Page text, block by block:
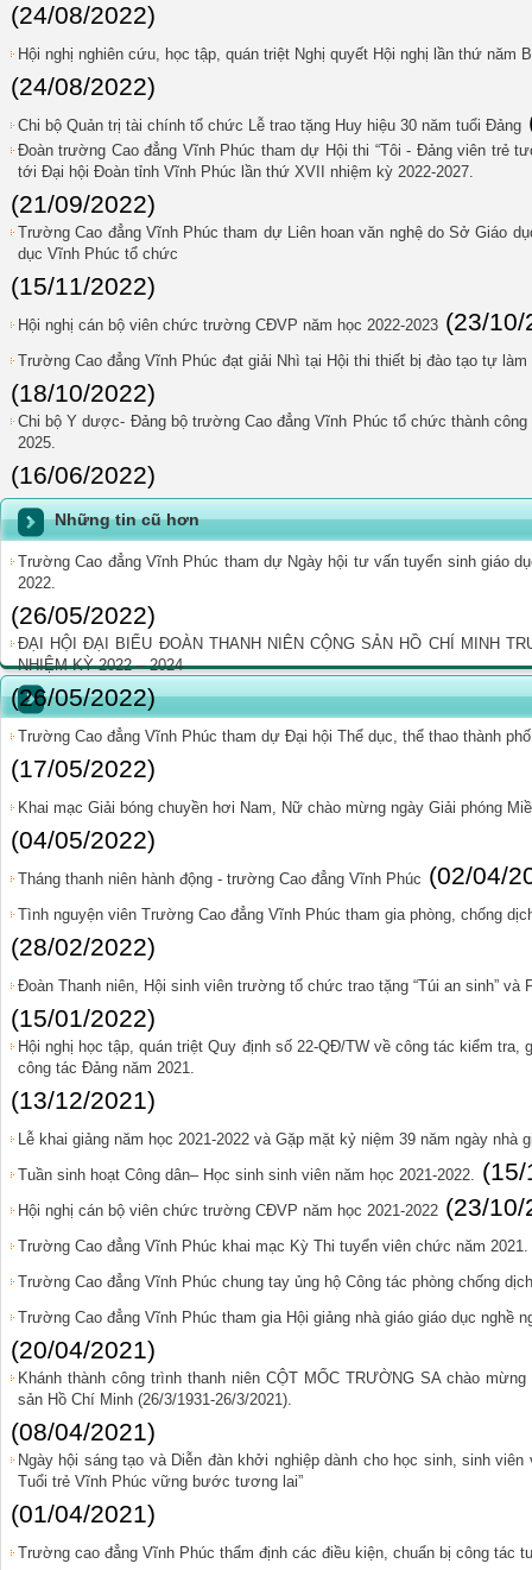
(24/08/2022)
Hội nghị nghiên cứu, học tập, quán triệt Nghị quyết Hội nghị lần thứ năm
(24/08/2022)
Chi bộ Quản trị tài chính tổ chức Lễ trao tặng Huy hiệu 30 năm tuổi Đảng
Đoàn trường Cao đẳng Vĩnh Phúc tham dự Hội thi “Tôi - Đảng viên trẻ
tới Đại hội Đoàn tỉnh Vĩnh Phúc lần thứ XVII nhiệm kỳ 2022-2027.
(21/09/2022)
Trường Cao đẳng Vĩnh Phúc tham dự Liên hoan văn nghệ do Sở Giáo
dục Vĩnh Phúc tổ chức
(15/11/2022)
Hội nghị cán bộ viên chức trường CĐVP năm học 2022-2023 (23/10/
Trường Cao đẳng Vĩnh Phúc đạt giải Nhì tại Hội thi thiết bị đào tạo tự
(18/10/2022)
Chi bộ Y dược- Đảng bộ trường Cao đẳng Vĩnh Phúc tổ chức thành
2025.
(16/06/2022)
Những tin cũ hơn
Trường Cao đẳng Vĩnh Phúc tham dự Ngày hội tư vấn tuyển sinh giáo
2022.
(26/05/2022)
ĐẠI HỘI ĐẠI BIỂU ĐOÀN THANH NIÊN CỘNG SẢN HỒ CHÍ MINH
NHIỆM KỲ 2022 – 2024
(26/05/2022)
Trường Cao đẳng Vĩnh Phúc tham dự Đại hội Thể dục, thể thao thành
(17/05/2022)
Khai mạc Giải bóng chuyền hơi Nam, Nữ chào mừng ngày Giải phóng
(04/05/2022)
Tháng thanh niên hành động - trường Cao đẳng Vĩnh Phúc (02/04/
Tình nguyện viên Trường Cao đẳng Vĩnh Phúc tham gia phòng, chống
(28/02/2022)
Đoàn Thanh niên, Hội sinh viên trường tổ chức trao tặng “Túi an sinh” và
(15/01/2022)
Hội nghị học tập, quán triệt Quy định số 22-QĐ/TW về công tác kiểm
công tác Đảng năm 2021.
(13/12/2021)
Lễ khai giảng năm học 2021-2022 và Gặp mặt kỷ niệm 39 năm ngày nhà
Tuần sinh hoạt Công dân– Học sinh sinh viên năm học 2021-2022.
Hội nghị cán bộ viên chức trường CĐVP năm học 2021-2022 (23/10/
Trường Cao đẳng Vĩnh Phúc khai mạc Kỳ Thi tuyển viên chức năm 2021.
Trường Cao đẳng Vĩnh Phúc chung tay ủng hộ Công tác phòng chống
Trường Cao đẳng Vĩnh Phúc tham gia Hội giảng nhà giáo giáo dục nghề
(20/04/2021)
Khánh thành công trình thanh niên CỘT MỐC TRƯỜNG SA chào
sản Hồ Chí Minh (26/3/1931-26/3/2021).
(08/04/2021)
Ngày hội sáng tạo và Diễn đàn khởi nghiệp dành cho học sinh, sinh
Tuổi trẻ Vĩnh Phúc vững bước tương lai”
(01/04/2021)
Trường cao đẳng Vĩnh Phúc thẩm định các điều kiện, chuẩn bị công tác